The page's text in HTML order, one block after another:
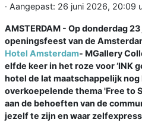
· Aangepast: 26 juni 2026, 20:09
AMSTERDAM - Op donderdag
openingsfeest van de
Hotel Amsterdam- MGallery
elfde keer in het roze voor ‘INK
hotel de lat maatschappelijk nog
overkoepelende thema 'Free to
aan de behoeften van de
jezelf te zijn en waar